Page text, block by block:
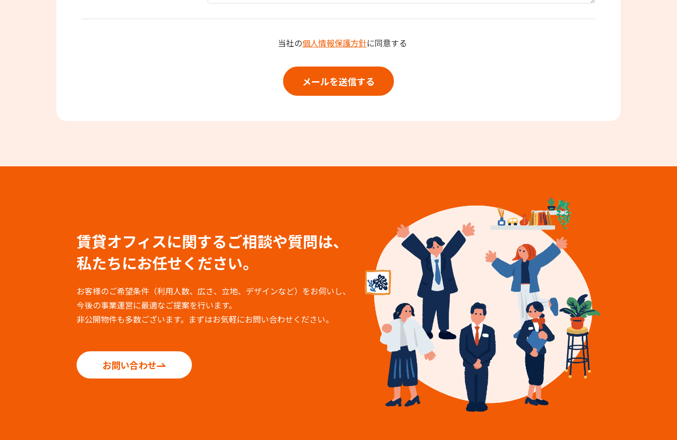
当社の個人情報保護方針に同意する
賃貸オフィスに関するご相談や質問は、
私たちにお任せください。
お客様のご希望条件（利用人数、広さ、立地、デザインなど）をお伺いし、
今後の事業運営に最適なご提案を行います。
非公開物件も多数ございます。まずはお気軽にお問い合わせください。
お問い合わせ